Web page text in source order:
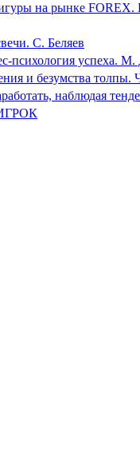
на рынке
С. Беляев
психология успеха. М.
и безумства толпы.
наблюдая
ИГРОК